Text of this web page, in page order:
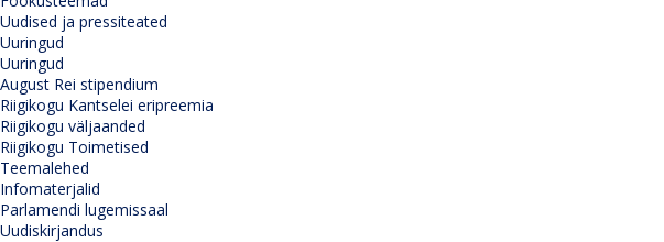
Uudised ja pressiteated
Uuringud
Uuringud
August Rei stipendium
Riigikogu Kantselei eripreemia
Riigikogu väljaanded
Riigikogu Toimetised
Teemalehed
Infomaterjalid
Parlamendi lugemissaal
Uudiskirjandus